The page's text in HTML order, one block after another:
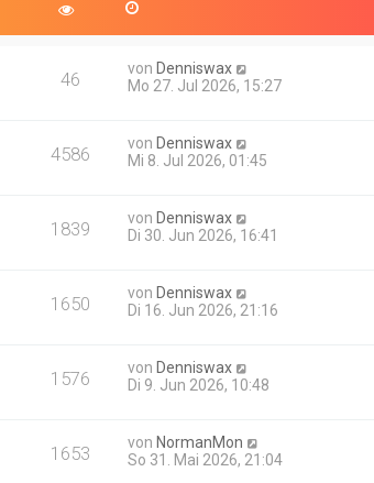
46 von Denniswax
Mo 27. Jul 2026, 15:27
4586 von Denniswax
Mi 8. Jul 2026, 01:45
1839 von Denniswax
Di 30. Jun 2026, 16:41
1650 von Denniswax
Di 16. Jun 2026, 21:16
1576 von Denniswax
Di 9. Jun 2026, 10:48
1653 von NormanMon
So 31. Mai 2026, 21:04